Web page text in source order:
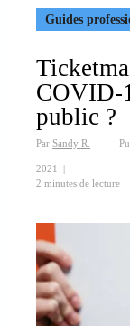
Guides
COVID-
public ?
Par Sandy R.
2021
|
2 minutes de lecture